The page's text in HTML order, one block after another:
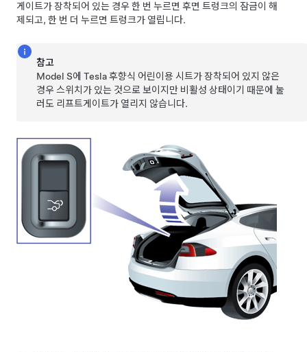
게이트가 장착되어 있는 경우 한 번 누르면 후면 트렁크의 잠금이 해
제되고, 한 번 더 누르면 트렁크가 열립니다.
참고
Model S에 Tesla 후향식 어린이용 시트가 장착되어 있지 않은
경우 스위치가 있는 것으로 보이지만 비활성 상태이기 때문에 눌
러도 리프트게이트가 열리지 않습니다.